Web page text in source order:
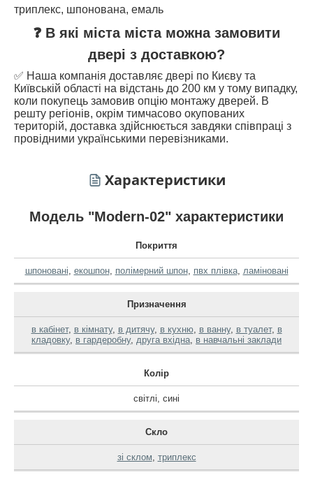
триплекс, шпонована, емаль
❓ В які міста міста можна замовити
двері з доставкою?
✅ Наша компанія доставляє двері по Києву та
Київській області на відстань до 200 км у тому випадку,
коли покупець замовив опцію монтажу дверей. В
решту регіонів, окрім тимчасово окупованих
територій, доставка здійснюється завдяки співпраці з
провідними українськими перевізниками.
Характеристики
Модель "Modern-02" характеристики
Покриття
шпоновані екошпон, полімерний шпон, пвх плівка, ламіновані
Призначення
в кабінет, в кімнату, в дитячу, в кухню, в ванну, в туалет, в
кладовку, в гардеробну, друга вхідна в навчальні заклади
Колір
світлі сині
Скло
зі склом триплекс